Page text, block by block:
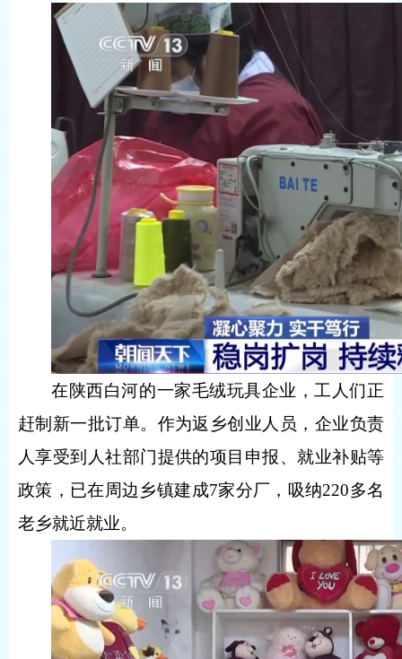
在陕西白河的一家毛绒玩具企业，工人们正
赶制新一批订单。作为返乡创业人员，企业负责
人享受到人社部门提供的项目申报、就业补贴等
政策，已在周边乡镇建成7家分厂，吸纳220多名
老乡就近就业。